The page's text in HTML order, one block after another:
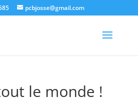
pcbjosse@gmail.com
le monde !